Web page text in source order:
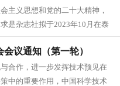
主义思想和党的二十大精神，
是杂志社拟于2023年10月在泰
议通知（第一轮）
合作，进一步发挥技术预见在
中的重要作用，中国科学技术